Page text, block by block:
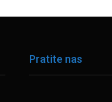
Pratite nas